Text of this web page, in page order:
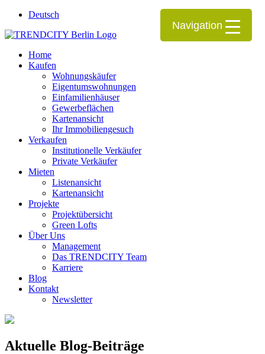
Deutsch
Home
Kaufen
Wohnungskäufer
Eigentumswohnungen
Einfamilienhäuser
Gewerbeflächen
Kartenansicht
Ihr Immobiliengesuch
Verkaufen
Institutionelle Verkäufer
Private Verkäufer
Mieten
Listenansicht
Kartenansicht
Projekte
Projektübersicht
Green Lofts
Über Uns
Management
Das TRENDCITY Team
Karriere
Blog
Kontakt
Newsletter
Aktuelle Blog-Beiträge
Navigation